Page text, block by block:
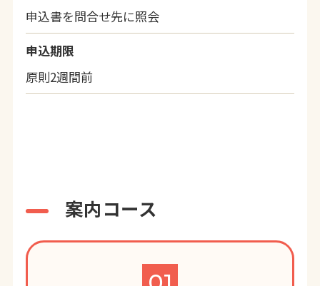
申込書を問合せ先に照会
申込期限
原則2週間前
案内コース